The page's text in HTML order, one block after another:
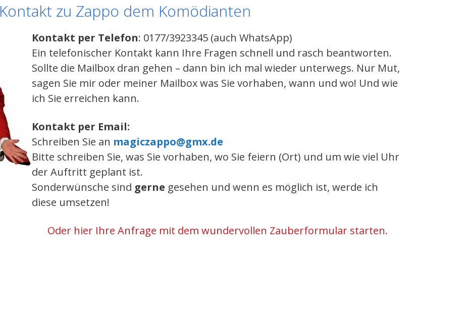
Kontakt zu Zappo dem Komödianten
Kontakt per Telefon: 0177/3923345 (auch WhatsApp)
Ein telefonischer Kontakt kann Ihre Fragen schnell und rasch beantworten.
Sollte die Mailbox dran gehen – dann bin ich mal wieder unterwegs. Nur Mut,
sagen Sie mir oder meiner Mailbox was Sie vorhaben, wann und wo! Und wie
ich Sie erreichen kann.
Kontakt per Email:
Schreiben Sie an magiczappo@gmx.de
Bitte schreiben Sie, was Sie vorhaben, wo Sie feiern (Ort) und um wie viel Uhr
der Auftritt geplant ist.
Sonderwünsche sind gerne gesehen und wenn es möglich ist, werde ich
diese umsetzen!
Oder hier Ihre Anfrage mit dem wundervollen Zauberformular starten.